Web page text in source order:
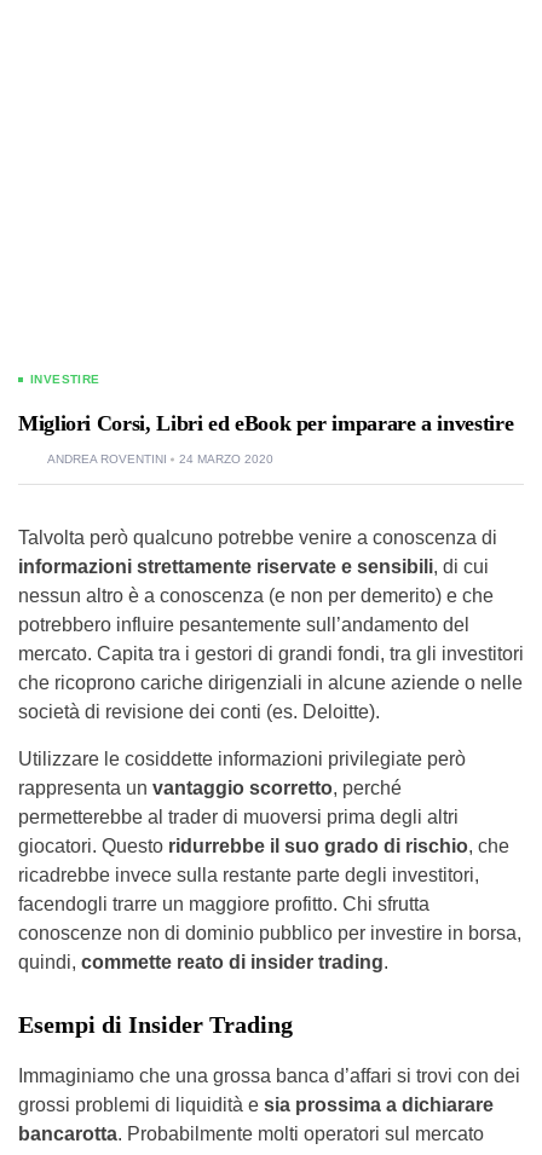
INVESTIRE
Migliori Corsi, Libri ed eBook per imparare a investire
ANDREA ROVENTINI 24 MARZO 2020
Talvolta però qualcuno potrebbe venire a conoscenza di
informazioni strettamente riservate e sensibili, di cui
nessun altro è a conoscenza (e non per demerito) e che
potrebbero influire pesantemente sull’andamento del
mercato. Capita tra i gestori di grandi fondi, tra gli investitori
che ricoprono cariche dirigenziali in alcune aziende o nelle
società di revisione dei conti (es. Deloitte).
Utilizzare le cosiddette informazioni privilegiate però
rappresenta un vantaggio scorretto, perché
permetterebbe al trader di muoversi prima degli altri
giocatori. Questo ridurrebbe il suo grado di rischio, che
ricadrebbe invece sulla restante parte degli investitori,
facendogli trarre un maggiore profitto. Chi sfrutta
conoscenze non di dominio pubblico per investire in borsa,
quindi, commette reato di insider trading.
Esempi di Insider Trading
Immaginiamo che una grossa banca d’affari si trovi con dei
grossi problemi di liquidità e sia prossima a dichiarare
bancarotta. Probabilmente molti operatori sul mercato